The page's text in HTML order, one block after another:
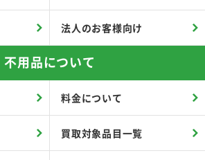
法人のお客様向け
不用品について
料金について
買取対象品目一覧